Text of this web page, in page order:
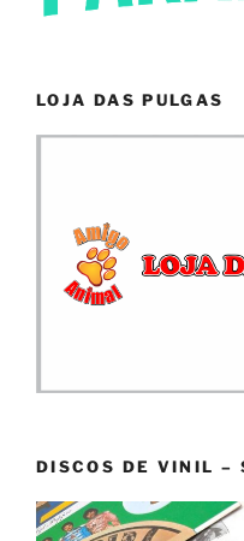
LOJA DAS PULGAS
DISCOS DE VINIL –